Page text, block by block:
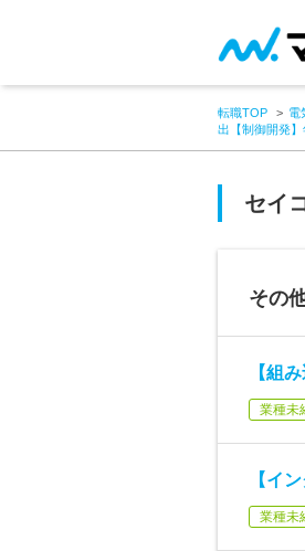
転職TOP 電
出【制御開発
セイ
その
【組
業種未
【イ
業種未